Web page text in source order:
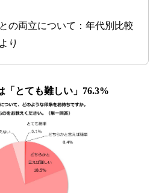
の両立について：年代別比較
り
「とても難しい」76.3%